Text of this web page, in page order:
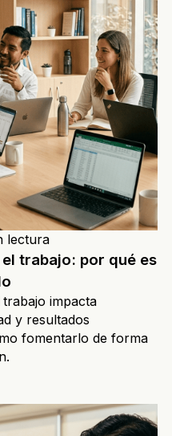
lectura
trabajo: por qué es
impacta
y resultados
fomentarlo de forma